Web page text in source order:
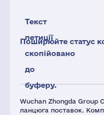
Wuchan Zhongda Group
ланцюга поставок.
Текст
петиції
скопійовано
до
буферу.
Поширюйте статус